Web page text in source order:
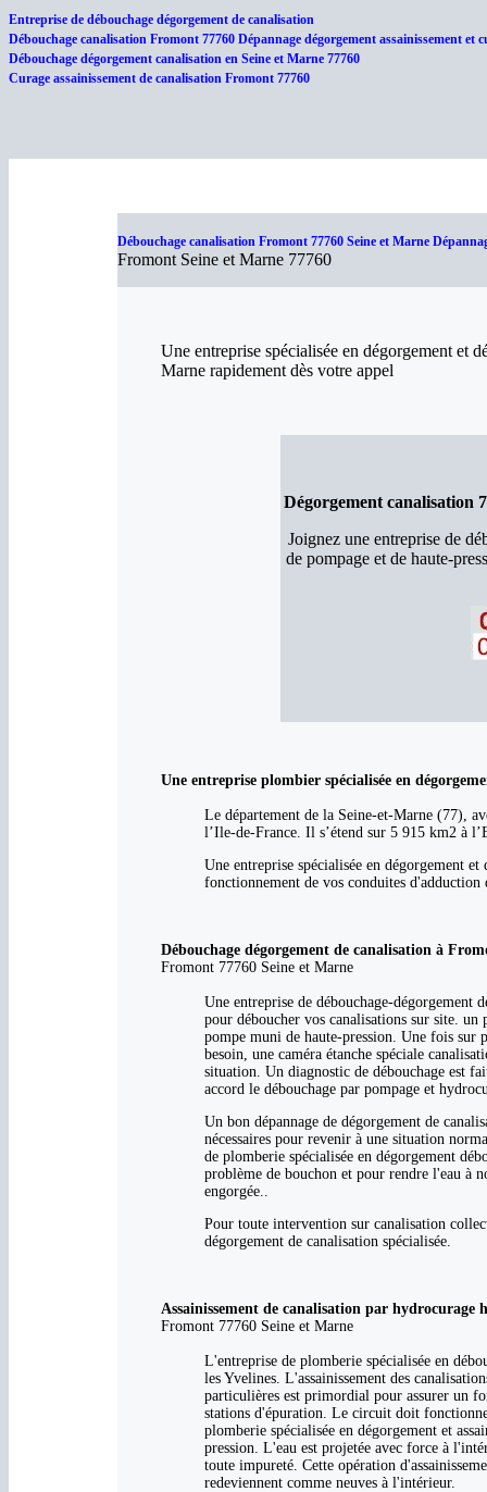
Entreprise de débouchage dégorgement de canalisation
Débouchage canalisation Fromont 77760 Dépannage dégorgement assainissement et
Débouchage dégorgement canalisation en Seine et Marne 77760
Curage assainissement de canalisation Fromont 77760
Débouchage canalisation Fromont 77760 Seine et Marne
Fromont Seine et Marne 77760
Une entreprise spécialisée en dégorgement et
Marne rapidement dès votre appel
Dégorgement canalisation
Joignez une entreprise de
de pompage et de haute-
Une entreprise plombier spécialisée en
Le département de la Seine-et-Marne (77),
l’Ile-de-France. Il s’étend sur 5 915 km2 à
Une entreprise spécialisée en dégorgement
fonctionnement de vos conduites d'adduction
Débouchage dégorgement de canalisation à
Fromont 77760 Seine et Marne
Une entreprise de débouchage-dégorgement
pour déboucher vos canalisations sur site.
pompe muni de haute-pression. Une fois sur
besoin, une caméra étanche spéciale
situation. Un diagnostic de débouchage est
accord le débouchage par pompage et
Un bon dépannage de dégorgement de
nécessaires pour revenir à une situation
de plomberie spécialisée en dégorgement
problème de bouchon et pour rendre l'eau à
engorgée..
Pour toute intervention sur canalisation
dégorgement de canalisation spécialisée.
Assainissement de canalisation par hydrocurage
Fromont 77760 Seine et Marne
L'entreprise de plomberie spécialisée en
les Yvelines. L'assainissement des
particulières est primordial pour assurer un
stations d'épuration. Le circuit doit
plomberie spécialisée en dégorgement et
pression. L'eau est projetée avec force à
toute impureté. Cette opération
redeviennent comme neuves à l'intérieur.